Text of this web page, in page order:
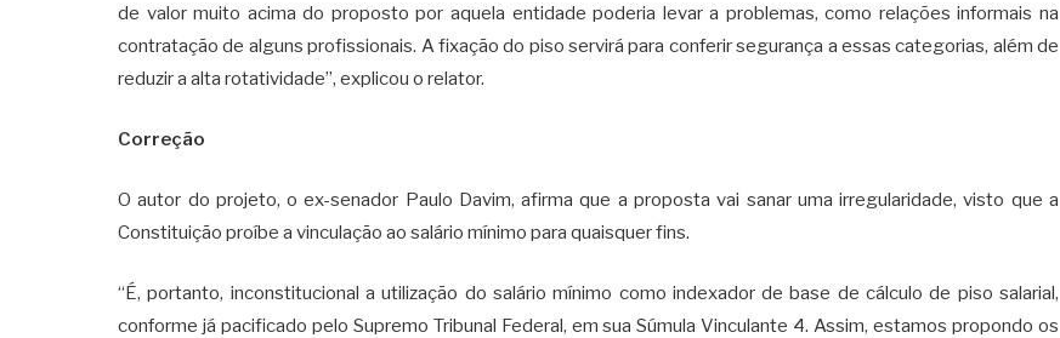
de valor muito acima do proposto por aquela entidade poderia levar a problemas, como relações informais na
contratação de alguns profissionais. A fixação do piso servirá para conferir segurança a essas categorias, além de
reduzir a alta rotatividade”, explicou o relator.
Correção
O autor do projeto, o ex-senador Paulo Davim, afirma que a proposta vai sanar uma irregularidade, visto que a
Constituição proíbe a vinculação ao salário mínimo para quaisquer fins.
“É, portanto, inconstitucional a utilização do salário mínimo como indexador de base de cálculo de piso salarial,
conforme já pacificado pelo Supremo Tribunal Federal, em sua Súmula Vinculante 4. Assim, estamos propondo os